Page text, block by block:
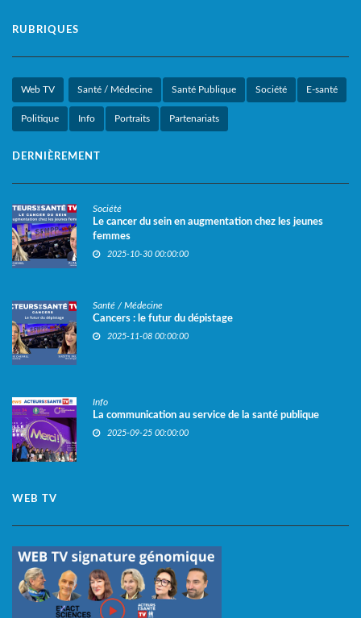
RUBRIQUES
Web TV Santé / Médecine Santé Publique Société E-santé
Politique Info Portraits Partenariats
DERNIÈREMENT
Société
Le cancer du sein en augmentation chez les jeunes
femmes
2025-10-30 00:00:00
Santé / Médecine
Cancers : le futur du dépistage
2025-11-08 00:00:00
Info
La communication au service de la santé publique
2025-09-25 00:00:00
WEB TV